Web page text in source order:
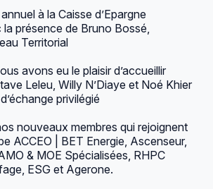
à laCaisse d’Epargne
la présence de Bruno Bossé
Territorial
avons eu le plaisir d’accueillir
Leleu, Willy N’Diaye et Noé Khier
privilégié
nouveaux membres qui rejoignent
ACCEO | BET Energie, Ascenseur,
& MOE Spécialisées RHPC
ESG et Agerone.